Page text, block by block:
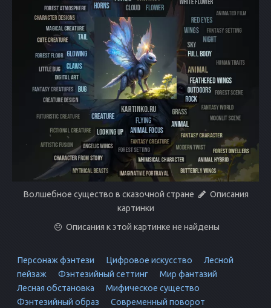
Волшебное существо в сказочной стране
Описания
картинки
Описания к этой картинке не найдены
Персонаж фэнтези Цифровое искусство
Лесной
пейзаж
Фэнтезийный сеттинг
Мир фантазий
Лесная обстановка
Мифическое существо
Фэнтезийный образ
Современный поворот